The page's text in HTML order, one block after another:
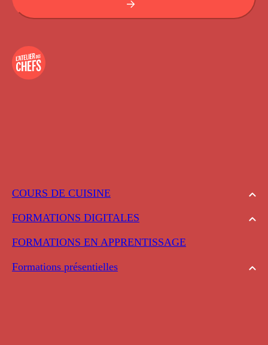
COURS DE CUISINE
FORMATIONS DIGITALES
FORMATIONS EN APPRENTISSAGE
Formations présentielles